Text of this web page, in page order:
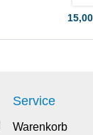
Service
Warenkorb